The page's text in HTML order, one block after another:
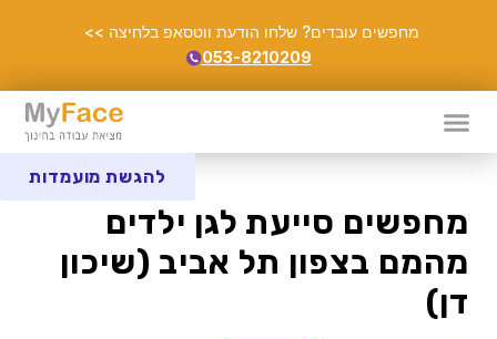
מחפשים עובדים? שלחו הודעת ווטסאפ בלחיצה >>
053-8210209
מחפשים סייעת לגן ילדים
מהמם בצפון תל אביב (שיכון
דן)
להגשת מועמדות